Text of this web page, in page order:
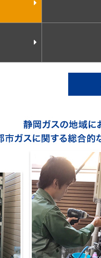
のご予約
し込み
天然ガスのご案内